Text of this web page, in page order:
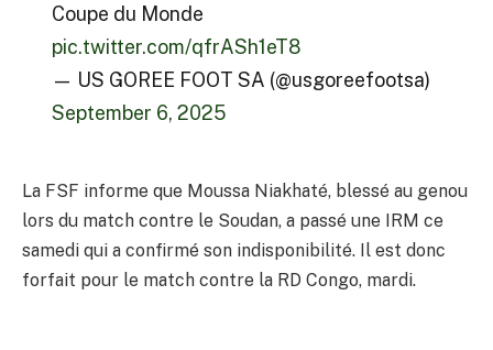
Coupe du Monde
pic.twitter.com/qfrASh1eT8
— US GOREE FOOT SA (@usgoreefootsa)
September 6, 2025
La FSF informe que Moussa Niakhaté, blessé au genou
lors du match contre le Soudan, a passé une IRM ce
samedi qui a confirmé son indisponibilité. Il est donc
forfait pour le match contre la RD Congo, mardi.